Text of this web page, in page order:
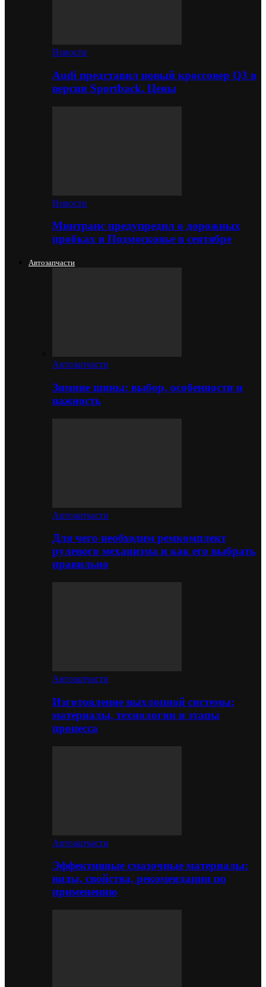
Новости
Audi представил новый кроссовер Q3 в
версии Sportback. Цены
Новости
Минтранс предупредил о дорожных
пробках в Подмосковье в сентябре
Автозапчасти
Автозапчасти
Зимние шины: выбор, особенности и
важность
Автозапчасти
Для чего необходим ремкомплект
рулевого механизма и как его выбрать
правильно
Автозапчасти
Изготовление выхлопной системы:
материалы, технологии и этапы
процесса
Автозапчасти
Эффективные смазочные материалы:
виды, свойства, рекомендации по
применению